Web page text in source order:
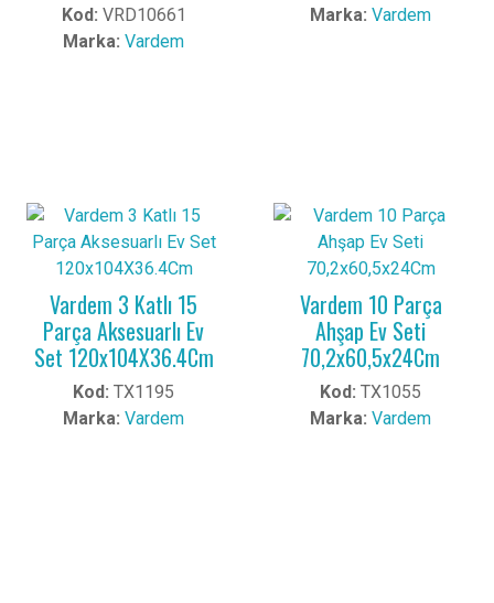
Kod: VRD10661
Marka: Vardem
Marka: Vardem
Vardem 3 Katlı 15
Parça Aksesuarlı Ev
Set 120x104X36.4Cm
Kod: TX1195
Marka: Vardem
Vardem 10 Parça
Ahşap Ev Seti
70,2x60,5x24Cm
Kod: TX1055
Marka: Vardem